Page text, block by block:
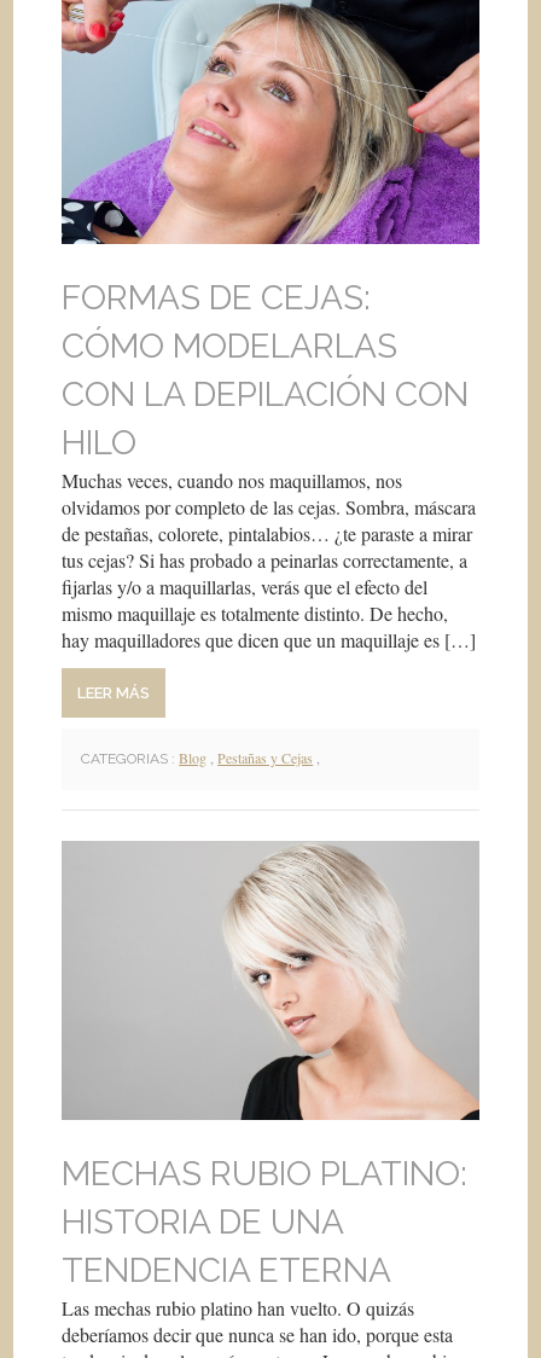
FORMAS DE CEJAS:
CÓMO MODELARLAS
CON LA DEPILACIÓN CON
HILO
Muchas veces, cuando nos maquillamos, nos
olvidamos por completo de las cejas. Sombra, máscara
de pestañas, colorete, pintalabios… ¿te paraste a mirar
tus cejas? Si has probado a peinarlas correctamente, a
fijarlas y/o a maquillarlas, verás que el efecto del
mismo maquillaje es totalmente distinto. De hecho,
hay maquilladores que dicen que un maquillaje es […]
LEER MÁS
CATEGORIAS : Blog ,Pestañas y Cejas
MECHAS RUBIO PLATINO:
HISTORIA DE UNA
TENDENCIA ETERNA
Las mechas rubio platino han vuelto. O quizás
deberíamos decir que nunca se han ido, porque esta